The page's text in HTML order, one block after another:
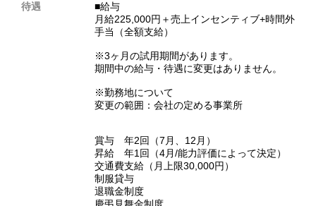
待遇
■給与
月給225,000円＋売上インセンティブ+時間外
手当（全額支給）
※3ヶ月の試用期間があります。
期間中の給与・待遇に変更はありません。
※勤務地について
変更の範囲：会社の定める事業所
賞与 年2回（7月、12月）
昇給 年1回（4月/能力評価によって決定）
交通費支給（月上限30,000円）
制服貸与
退職金制度